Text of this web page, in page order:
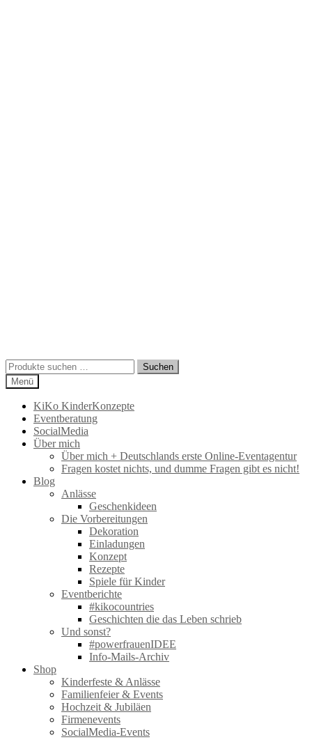
Suchen
nach:
Suchen
Menü
KiKo KinderKonzepte
Eventberatung
SocialMedia
Über mich
Über mich + Deutschlands erste Online-Eventagentur
Fragen kostet nichts, und dumme Fragen gibt es nicht!
Blog
Anlässe
Geschenkideen
Die Vorbereitungen
Dekoration
Einladungen
Konzept
Rezepte
Spiele für Kinder
Eventberichte
#kikocountries
Geschichten die das Leben schrieb
Und sonst?
#powerfrauenIDEE
Info-Mails-Archiv
Shop
Kinderfeste & Anlässe
Familienfeier & Events
Hochzeit & Jubiläen
Firmenevents
SocialMedia-Events